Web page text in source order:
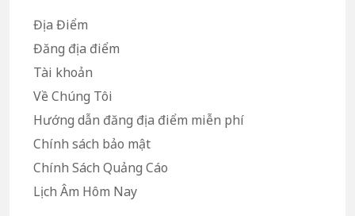
Địa Điểm
Đăng địa điểm
Tài khoản
Về Chúng Tôi
Hướng dẫn đăng địa điểm miễn phí
Chính sách bảo mật
Chính Sách Quảng Cáo
Lịch Âm Hôm Nay